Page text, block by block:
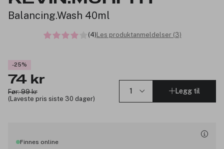
Balancing.Wash 40ml
(4) Les produktanmeldelser (3)
-25%
74 kr
Før: 99 kr
(Laveste pris siste 30 dager)
Legg til
Finnes online